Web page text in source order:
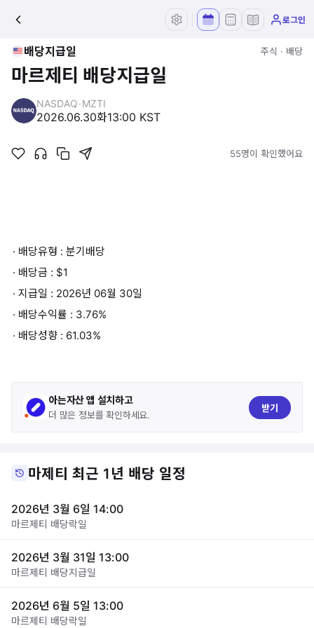
로그인
배당지급일 주식 · 배당
마르제티 배당지급일
NASDAQ·MZTI
2026.06.30화13:00 KST
55명이 확인했어요
· 배당유형 : 분기배당
· 배당금 : $1
· 지급일 : 2026년 06월 30일
· 배당수익률 : 3.76%
· 배당성향 : 61.03%
아는자산 앱 설치하고
더 많은 정보를 확인하세요.
받기
마제티 최근 1년 배당 일정
2026년 3월 6일 14:00
마르제티 배당락일
2026년 3월 31일 13:00
마르제티 배당지급일
2026년 6월 5일 13:00
마르제티 배당락일